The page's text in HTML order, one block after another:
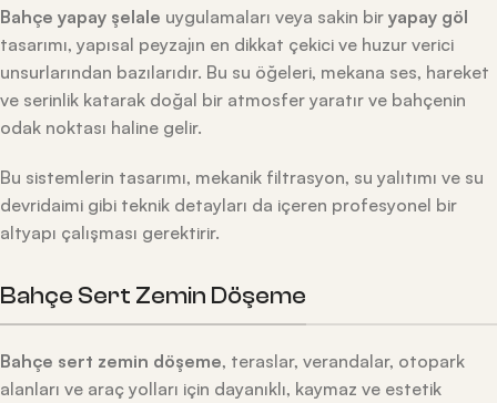
Bahçe yapay şelale uygulamaları veya sakin bir yapay göl
tasarımı, yapısal peyzajın en dikkat çekici ve huzur verici
unsurlarından bazılarıdır. Bu su öğeleri, mekana ses, hareket
ve serinlik katarak doğal bir atmosfer yaratır ve bahçenin
odak noktası haline gelir.
Bu sistemlerin tasarımı, mekanik filtrasyon, su yalıtımı ve su
devridaimi gibi teknik detayları da içeren profesyonel bir
altyapı çalışması gerektirir.
Bahçe Sert Zemin Döşeme
Bahçe sert zemin döşeme, teraslar, verandalar, otopark
alanları ve araç yolları için dayanıklı, kaymaz ve estetik